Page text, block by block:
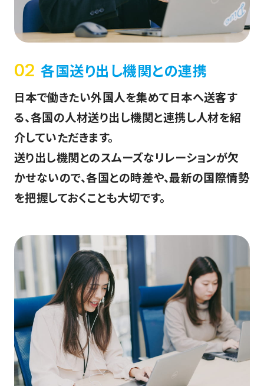
02 各国送り出し機関との連携
日本で働きたい外国人を集めて日本へ送客す
る、各国の人材送り出し機関と連携し人材を紹
介していただきます。
送り出し機関とのスムーズなリレーションが欠
かせないので、各国との時差や、最新の国際情勢
を把握しておくことも大切です。